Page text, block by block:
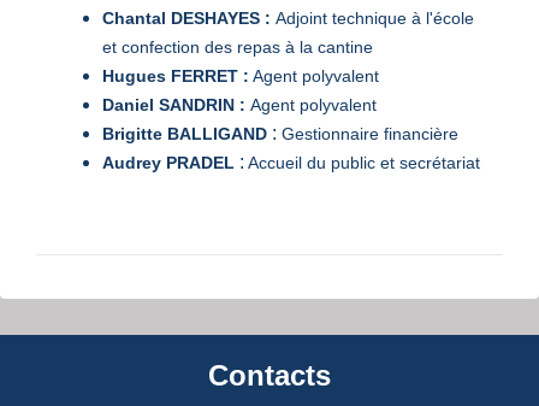
Chantal DESHAYES : Adjoint technique à l'école
et confection des repas à la cantine
Hugues FERRET : Agent polyvalent
Daniel SANDRIN : Agent polyvalent
Brigitte BALLIGAND : Gestionnaire financière
​​​​​​​Audrey PRADEL : Accueil du public et secrétariat
Contacts